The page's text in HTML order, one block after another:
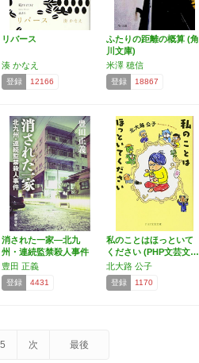
リバース
湊 かなえ
登録 12166
ふたりの距離の概算 (角
川文庫)
米澤 穂信
登録 18867
消された一家―北九
州・連続監禁殺人事件
(新…
豊田 正義
登録 4431
私のことはほっといて
ください (PHP文芸文…
北大路 公子
登録 1170
5 次 最後